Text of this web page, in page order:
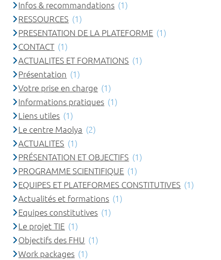
Infos & recommandations (1)
RESSOURCES (1)
PRESENTATION DE LA PLATEFORME (1)
CONTACT (1)
ACTUALITES ET FORMATIONS (1)
Présentation (1)
Votre prise en charge (1)
Informations pratiques (1)
Liens utiles (1)
Le centre Maolya (2)
ACTUALITES (1)
PRÉSENTATION ET OBJECTIFS (1)
PROGRAMME SCIENTIFIQUE (1)
EQUIPES ET PLATEFORMES CONSTITUTIVES (1)
Actualités et formations (1)
Equipes constitutives (1)
Le projet TIE (1)
Objectifs des FHU (1)
Work packages (1)